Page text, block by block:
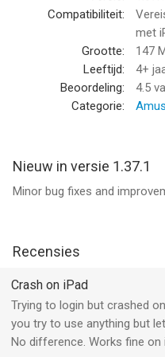
open new tickets, and
Airtime or Wi-Fi connection
Languages Supported:
* Español (Latinoamérica)
* Español (Europa)
* Русский
* 繁體中文 (Traditional
* 简体中文 (Simplified
* 日本語 (Japanese)
* ไทย (Thai)
Compatibiliteit:
met
Grootte:
147
Leeftijd:
4+
Beoordeling:
4.5
Categorie:
Nieuw in versie 1.37.1
Minor bug fixes and
Recensies
Crash on iPad
Trying to login but crashed
you try to use anything but
No difference. Works fine on